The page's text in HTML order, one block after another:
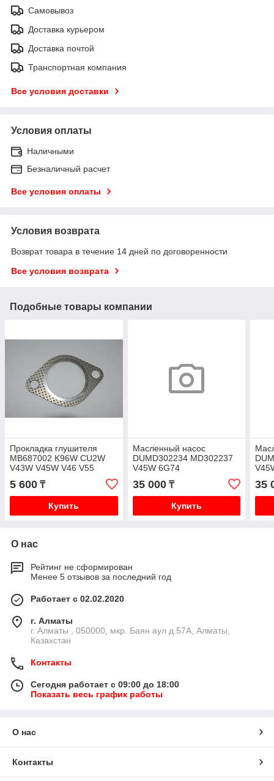
Самовывоз
Доставка курьером
Доставка почтой
Транспортная компания
Все условия доставки
Условия оплаты
Наличными
Безналичный расчет
Все условия оплаты
Условия возврата
Возврат товара в течение 14 дней по договоренности
Все условия возврата
Подобные товары компании
Прокладка глушителя
MB687002 K96W CU2W
V43W V45W V46 V55
H76W V75W PD8W PD6W
5 600 ₸
Купить
Масленный насос
DUMD302234 MD302237
V45W 6G74
35 000₸
Купить
35
О нас
Рейтинг не сформирован
Менее 5 отзывов за последний год
Работает с 02.02.2020
г. Алматы
г. Алматы , 050000, мкр. Баян аул д.57А, Алматы,
Казахстан
Контакты
Сегодня работает с 09:00 до 18:00
Показать весь график работы
О нас
Контакты